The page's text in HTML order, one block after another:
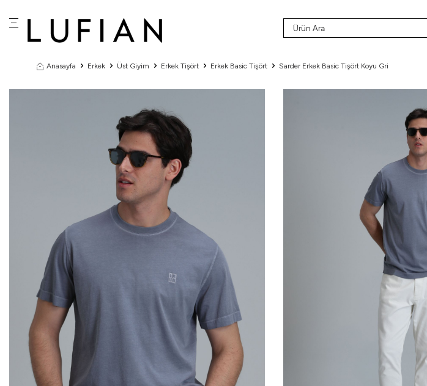
Anasayfa Erkek Üst Giyim Erkek Tişört Erkek Basic Tişört Sarder Erkek Basic Tişört Koyu Gri